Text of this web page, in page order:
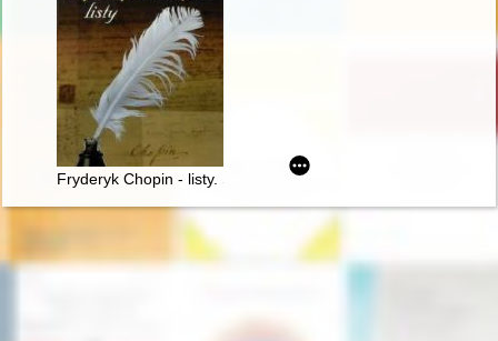
Fryderyk Chopin - listy. Skarbiec spuścizny epistolarnej w